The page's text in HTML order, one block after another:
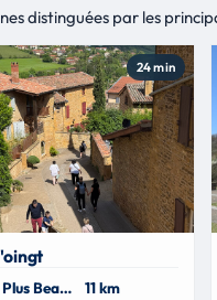
distinguées par les
24 min
🏘 Plus Beaux Villages de France 11 km